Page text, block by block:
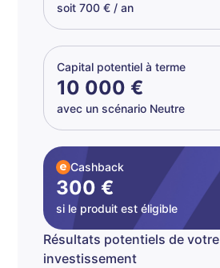
soit 700 € / an
Capital potentiel à terme
10 000 €
avec un scénario Neutre
Cashback
300 €
si le produit est éligible
Résultats potentiels de votre
investissement